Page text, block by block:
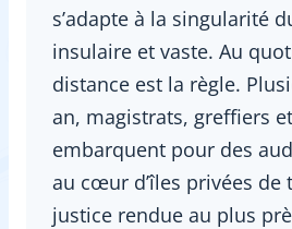
s’adapte à la singularité
insulaire et vaste. Au
distance est la règle.
an, magistrats, greffiers
embarquent pour des
au cœur d’îles privées de
justice rendue au plus